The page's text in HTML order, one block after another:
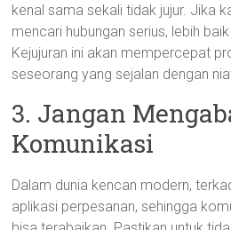
kenal sama sekali tidak jujur. Jika
mencari hubungan serius, lebih
Kejujuran ini akan mempercepat
seseorang yang sejalan dengan
3. Jangan
Komunikasi
Dalam dunia kencan modern,
aplikasi perpesanan, sehingga